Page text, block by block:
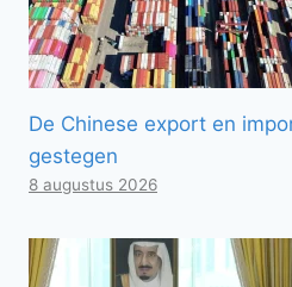
De Chinese export en
gestegen
8 augustus 2026